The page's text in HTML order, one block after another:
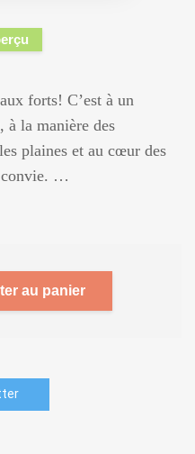
forts! C’est à un
à la manière des
plaines et au cœur des
convie. …
au panier